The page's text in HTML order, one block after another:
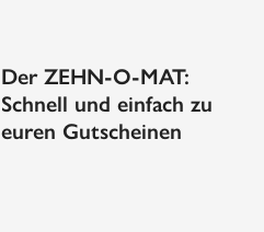
Der ZEHN-O-MAT:
Schnell und einfach zu
euren Gutscheinen